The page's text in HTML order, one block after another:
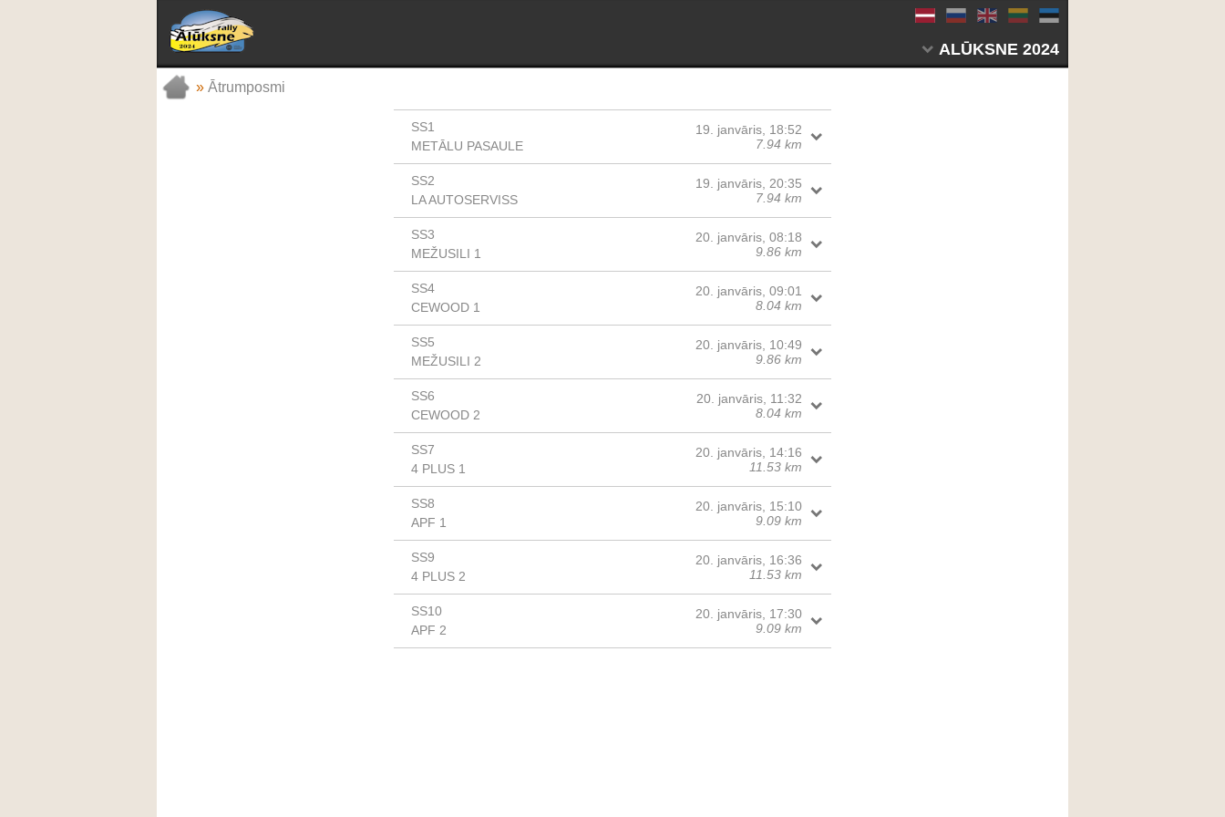
ALŪKSNE 2024
»Ātrumposmi
SS1
METĀLU PASAULE
19. janvāris, 18:52
7.94 km
SS2
LA AUTOSERVISS
19. janvāris, 20:35
7.94 km
SS3
MEŽUSILI 1
20. janvāris, 08:18
9.86 km
SS4
CEWOOD 1
20. janvāris, 09:01
8.04 km
SS5
MEŽUSILI 2
20. janvāris, 10:49
9.86 km
SS6
CEWOOD 2
20. janvāris, 11:32
8.04 km
SS7
4 PLUS 1
20. janvāris, 14:16
11.53 km
SS8
APF 1
20. janvāris, 15:10
9.09 km
SS9
4 PLUS 2
20. janvāris, 16:36
11.53 km
SS10
APF 2
20. janvāris, 17:30
9.09 km